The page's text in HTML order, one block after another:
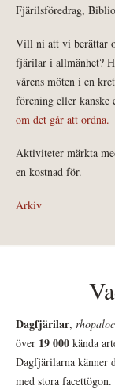
Fjärilsföredrag,
Vill ni att vi berättar
fjärilar i allmänhet?
vårens möten i en
förening eller kanske
om det går att ordna.
Aktiviteter märkta
en kostnad för.
Arkiv
Dagfjärilar,
över 19 000 kända
Dagfjärilarna känner
med stora